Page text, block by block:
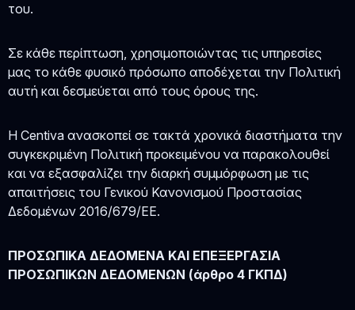
του.
Σε κάθε περίπτωση, χρησιμοποιώντας τις υπηρεσίες
μας το κάθε φυσικό πρόσωπο αποδέχεται την Πολιτική
αυτή και δεσμεύεται από τους όρους της.
Η Centiva ανασκοπεί σε τακτά χρονικά διαστήματα την
συγκεκριμένη Πολιτική προκειμένου να παρακολουθεί
και να εξασφαλίζει την διαρκή συμμόρφωση με τις
απαιτήσεις του Γενικού Κανονισμού Προστασίας
Δεδομένων 2016/679/ΕΕ.
ΠΡΟΣΩΠΙΚΑ ΔΕΔΟΜΕΝΑ ΚΑΙ ΕΠΕΞΕΡΓΑΣΙΑ
ΠΡΟΣΩΠΙΚΩΝ ΔΕΔΟΜΕΝΩΝ (άρθρο 4 ΓΚΠΔ)